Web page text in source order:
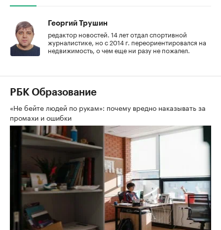
Георгий Трушин
редактор новостей. 14 лет отдал спортивной
журналистике, но с 2014 г. переориентировался на
недвижимость, о чем еще ни разу не пожалел.
РБК Образование
«Не бейте людей по рукам»: почему вредно наказывать за
промахи и ошибки